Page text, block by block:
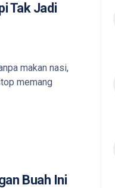
Tak Jadi
makan nasi,
memang
Buah Ini